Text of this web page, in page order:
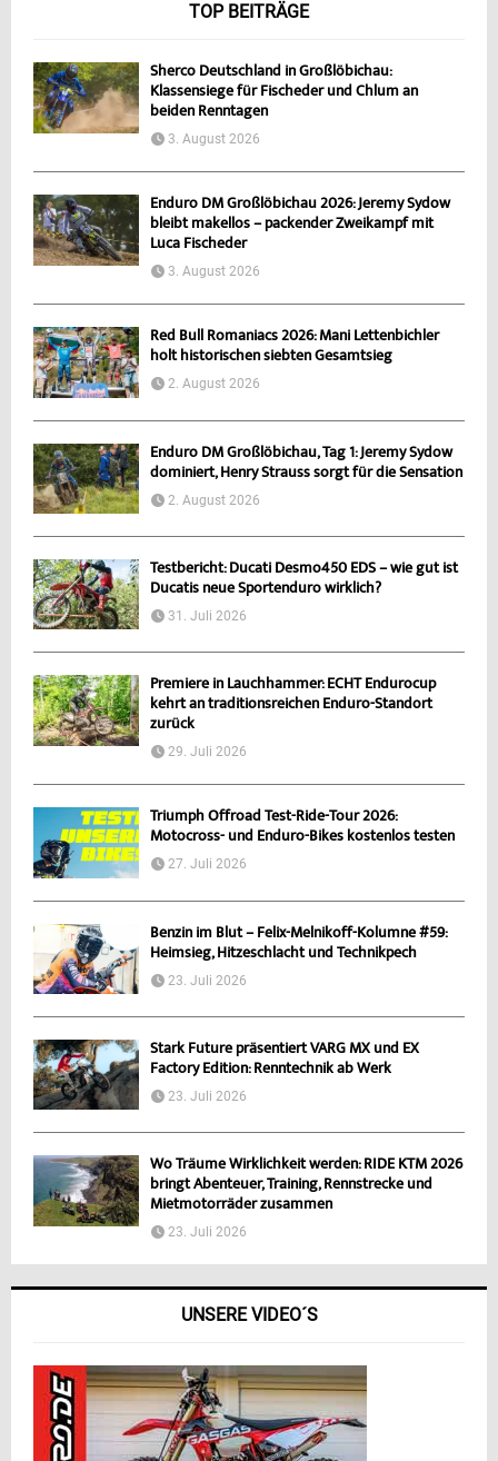
TOP BEITRÄGE
Sherco Deutschland in Großlöbichau:
Klassensiege für Fischeder und Chlum an
beiden Renntagen
3. August 2026
Enduro DM Großlöbichau 2026: Jeremy Sydow
bleibt makellos – packender Zweikampf mit
Luca Fischeder
3. August 2026
Red Bull Romaniacs 2026: Mani Lettenbichler
holt historischen siebten Gesamtsieg
2. August 2026
Enduro DM Großlöbichau, Tag 1: Jeremy Sydow
dominiert, Henry Strauss sorgt für die Sensation
2. August 2026
Testbericht: Ducati Desmo450 EDS – wie gut ist
Ducatis neue Sportenduro wirklich?
31. Juli 2026
Premiere in Lauchhammer: ECHT Endurocup
kehrt an traditionsreichen Enduro-Standort
zurück
29. Juli 2026
Triumph Offroad Test-Ride-Tour 2026:
Motocross- und Enduro-Bikes kostenlos testen
27. Juli 2026
Benzin im Blut – Felix-Melnikoff-Kolumne #59:
Heimsieg, Hitzeschlacht und Technikpech
23. Juli 2026
Stark Future präsentiert VARG MX und EX
Factory Edition: Renntechnik ab Werk
23. Juli 2026
Wo Träume Wirklichkeit werden: RIDE KTM 2026
bringt Abenteuer, Training, Rennstrecke und
Mietmotorräder zusammen
23. Juli 2026
UNSERE VIDEO´S